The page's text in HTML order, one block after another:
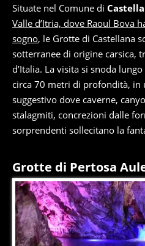
Situate nel Comune di
Valle d’Itria, dove Raoul Bova
sogno, le Grotte di Castellana
sotterranee di origine carsica,
d’Italia. La visita si snoda lungo
circa 70 metri di profondità, in
suggestivo dove caverne,
stalagmiti, concrezioni dalle
sorprendenti sollecitano la
Grotte di Pertosa